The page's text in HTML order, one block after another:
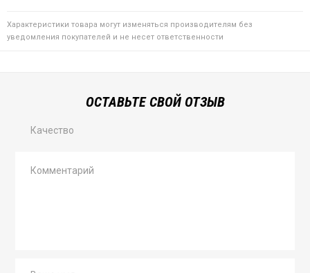
Характеристики товара могут изменяться производителям без
уведомления покупателей и не несет ответственности
ОСТАВЬТЕ СВОЙ ОТЗЫВ
Качество